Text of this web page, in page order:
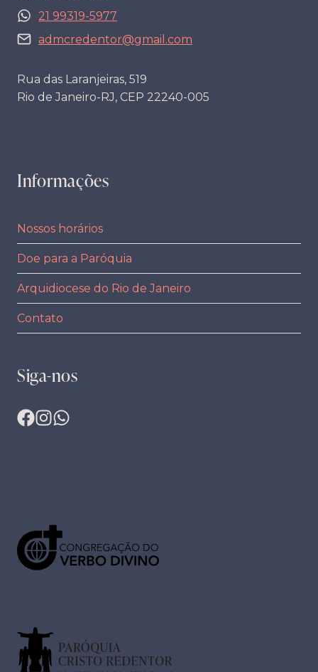
21 99319-5977
admcredentor@gmail.com
Rua das Laranjeiras, 519
Rio de Janeiro-RJ, CEP 22240-005
Informações
Nossos horários
Doe para a Paróquia
Arquidiocese do Rio de Janeiro
Contato
Siga-nos